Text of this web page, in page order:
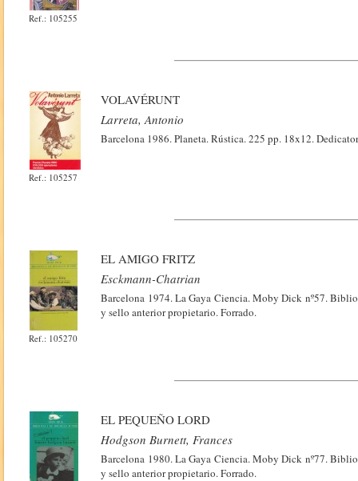
Ref.: 105255
Ref.: 105257
VOLAVÉRUNT
Larreta, Antonio
Barcelona 1986. Planeta. Rústica. 225 pp. 18x12.
Ref.: 105270
EL AMIGO FRITZ
Esckmann-Chatrian
Barcelona 1974. La Gaya Ciencia. Moby Dick nº57.
y sello anterior propietario. Forrado.
EL PEQUEÑO LORD
Hodgson Burnett, Frances
Barcelona 1980. La Gaya Ciencia. Moby Dick nº77.
y sello anterior propietario. Forrado.